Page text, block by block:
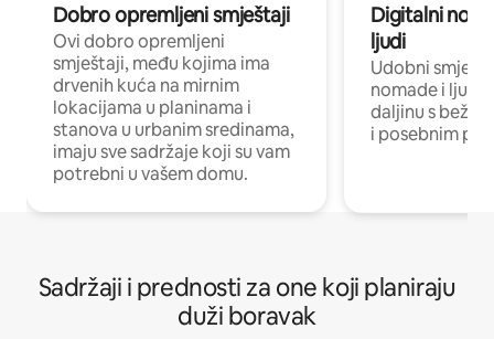
Dobro opremljeni smještaji
Ovi dobro opremljeni
smještaji, među kojima ima
drvenih kuća na mirnim
lokacijama u planinama i
stanova u urbanim sredinama,
imaju sve sadržaje koji su vam
potrebni u vašem domu.
Digitalni
ljudi
Udobni
nomade i ljude
daljinu s
i posebnim
Sadržaji i prednosti za one koji planiraju
duži boravak